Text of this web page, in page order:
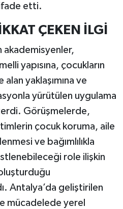
ifade etti.
ÇEKEN İLGİ
akademisyenler,
yapısına, çocukların
yaklaşımına ve
yürütülen uygulama
Görüşmelerde,
çocuk koruma, aile
ve bağımlılıkla
role ilişkin
Antalya’da geliştirilen
mücadelede yerel